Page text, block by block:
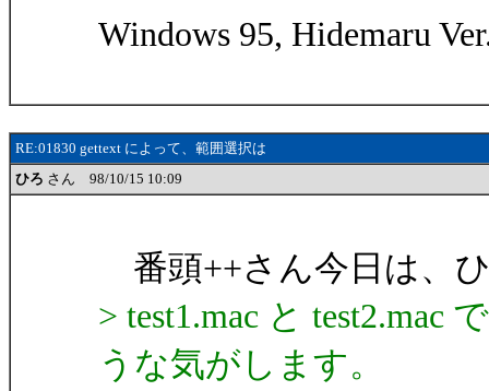
Windows 95, Hidemaru
RE:01830 gettext によって、範囲選択は
ひろ さん 98/10/15 10:09
番頭++さん今日は、
> test1.mac と
うな気がします。